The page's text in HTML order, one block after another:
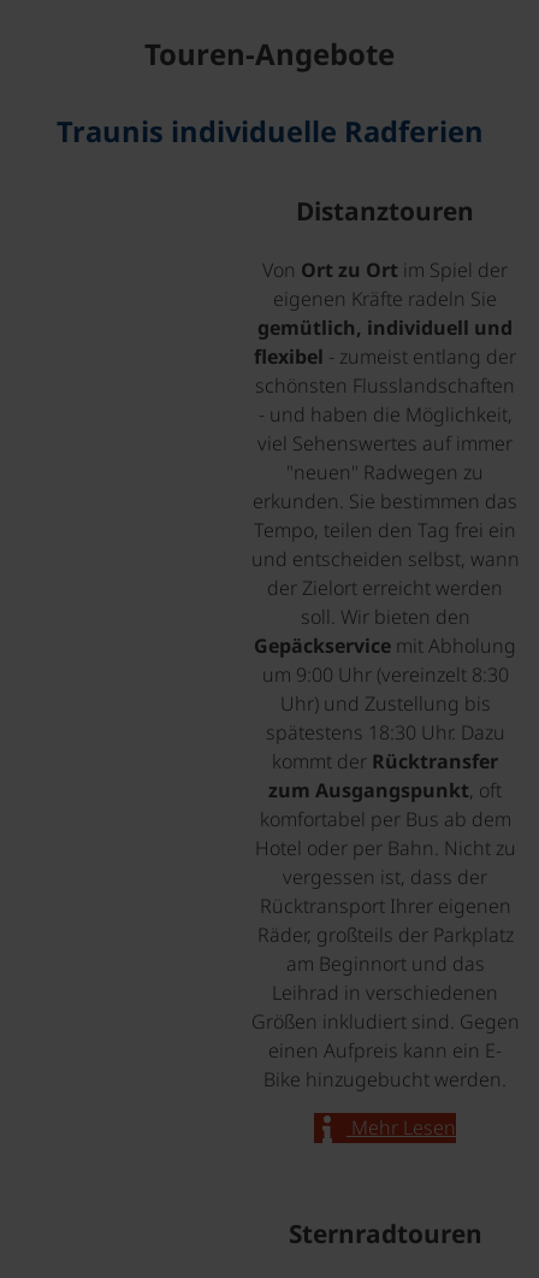
Touren-Angebote
Traunis individuelle Radferien
Distanztouren
Von Ort zu Ort im Spiel der
eigenen Kräfte radeln Sie
gemütlich, individuell und
flexibel - zumeist entlang der
schönsten Flusslandschaften
- und haben die Möglichkeit,
viel Sehenswertes auf immer
"neuen" Radwegen zu
erkunden. Sie bestimmen das
Tempo, teilen den Tag frei ein
und entscheiden selbst, wann
der Zielort erreicht werden
soll. Wir bieten den
Gepäckservice mit Abholung
um 9:00 Uhr (vereinzelt 8:30
Uhr) und Zustellung bis
spätestens 18:30 Uhr. Dazu
kommt der Rücktransfer
zum Ausgangspunkt, oft
komfortabel per Bus ab dem
Hotel oder per Bahn. Nicht zu
vergessen ist, dass der
Rücktransport Ihrer eigenen
Räder, großteils der Parkplatz
am Beginnort und das
Leihrad in verschiedenen
Größen inkludiert sind. Gegen
einen Aufpreis kann ein E-
Bike hinzugebucht werden.
Mehr Lesen
Sternradtouren